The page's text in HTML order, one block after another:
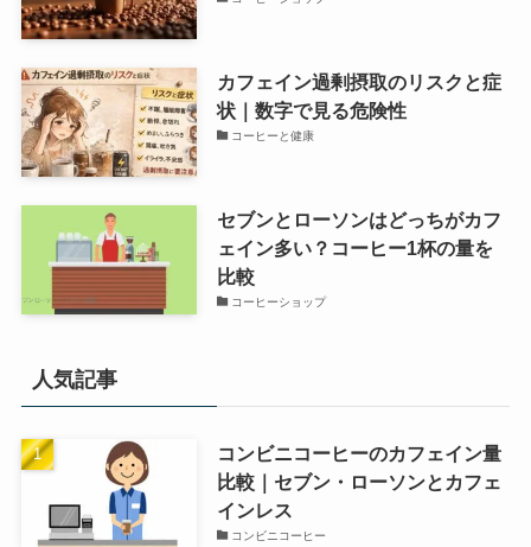
カフェイン過剰摂取のリスクと症
状｜数字で見る危険性
コーヒーと健康
セブンとローソンはどっちがカフ
ェイン多い？コーヒー1杯の量を
比較
コーヒーショップ
人気記事
コンビニコーヒーのカフェイン量
比較｜セブン・ローソンとカフェ
インレス
コンビニコーヒー